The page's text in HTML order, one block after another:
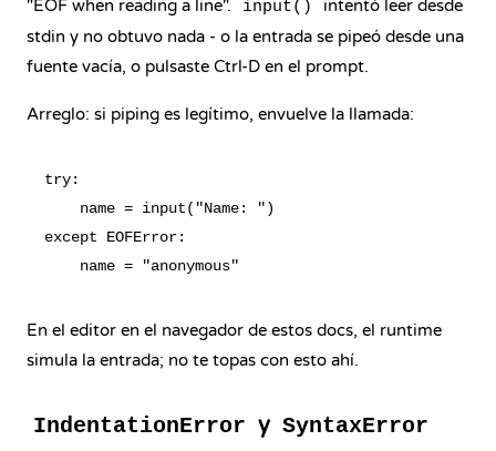
"EOF when reading a line". input()
intentó leer desde
stdin y no obtuvo nada - o la entrada se pipeó desde una
fuente vacía, o pulsaste Ctrl-D en el prompt.
Arreglo: si piping es legítimo, envuelve la llamada:
try:
    name = input("Name: ")
except EOFError:
En el editor en el navegador de estos docs, el runtime
simula la entrada; no te topas con esto ahí.
IndentationError y SyntaxError